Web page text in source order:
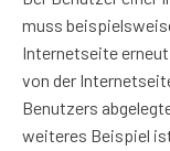
muss
Internetseite
von der
Benutzers
weiteres Beispiel